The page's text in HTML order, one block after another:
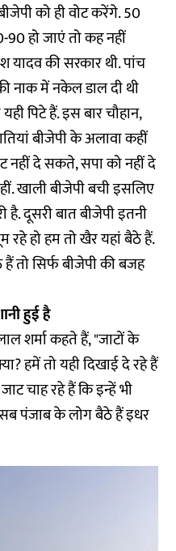
को ही वोट करेंगे. 50
हो जाएं तो कह नहीं
की सरकार थी. पांच
नाक में नकेल डाल दी थी
पिटे हैं. इस बार चौहान,
बीजेपी के अलावा कहीं
नहीं दे सकते, सपा को नहीं दे
खाली बीजेपी बची इसलिए
है. दूसरी बात बीजेपी इतनी
रहे हो हम तो खैर यहां बैठे हैं.
सिर्फ बीजेपी की बजह
हुई है
शर्मा कहते हैं, "जाटों के
हमें तो यही दिखाई दे रहे हैं
चाह रहे हैं कि इन्हें भी
पंजाब के लोग बैठे हैं इधर